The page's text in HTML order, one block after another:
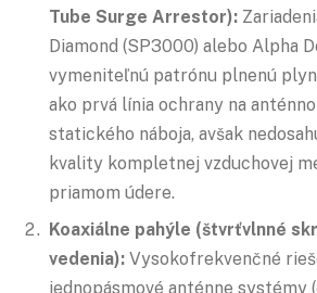
Tube Surge Arrestor):
Diamond (SP3000) alebo Alpha
vymeniteľnú patrónu plnenú
ako prvá línia ochrany na
statického náboja, avšak
kvality kompletnej vzduchovej
priamom údere.
Koaxiálne pahýle (štvrťvlnné
vedenia): Vysokofrekvenčné
jednopásmové anténne systémy